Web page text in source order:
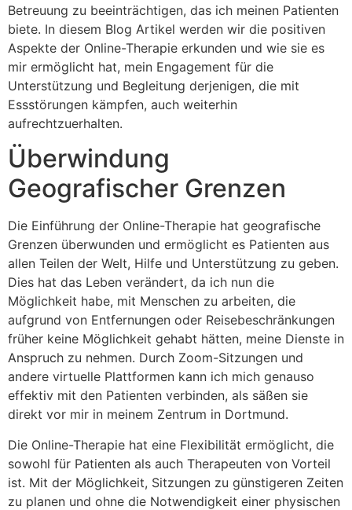
Betreuung zu beeinträchtigen, das ich meinen Patienten
biete. In diesem Blog Artikel werden wir die positiven
Aspekte der Online-Therapie erkunden und wie sie es
mir ermöglicht hat, mein Engagement für die
Unterstützung und Begleitung derjenigen, die mit
Essstörungen kämpfen, auch weiterhin
aufrechtzuerhalten.
Überwindung
Geografischer Grenzen
Die Einführung der Online-Therapie hat geografische
Grenzen überwunden und ermöglicht es Patienten aus
allen Teilen der Welt, Hilfe und Unterstützung zu geben.
Dies hat das Leben verändert, da ich nun die
Möglichkeit habe, mit Menschen zu arbeiten, die
aufgrund von Entfernungen oder Reisebeschränkungen
früher keine Möglichkeit gehabt hätten, meine Dienste in
Anspruch zu nehmen. Durch Zoom-Sitzungen und
andere virtuelle Plattformen kann ich mich genauso
effektiv mit den Patienten verbinden, als säßen sie
direkt vor mir in meinem Zentrum in Dortmund.
Die Online-Therapie hat eine Flexibilität ermöglicht, die
sowohl für Patienten als auch Therapeuten von Vorteil
ist. Mit der Möglichkeit, Sitzungen zu günstigeren Zeiten
zu planen und ohne die Notwendigkeit einer physischen